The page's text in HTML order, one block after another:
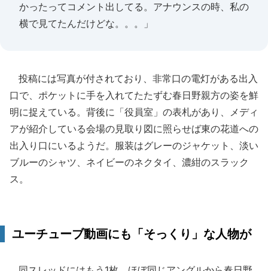
かったってコメント出してる。アナウンスの時、私の
横で見てたんだけどな。。。」
投稿には写真が付されており、非常口の電灯がある出入
口で、ポケットに手を入れてたたずむ春日野親方の姿を鮮
明に捉えている。背後に「役員室」の表札があり、メディ
アが紹介している会場の見取り図に照らせば東の花道への
出入り口にいるようだ。服装はグレーのジャケット、淡い
ブルーのシャツ、ネイビーのネクタイ、濃紺のスラック
ス。
ユーチューブ動画にも「そっくり」な人物が